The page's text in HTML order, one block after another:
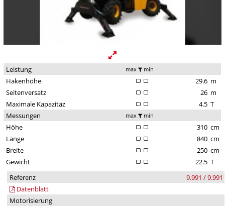
Leistung max min
Hakenhöhe 29.6 m
Seitenversatz
26 m
Maximale Kapazitäz
4.5 T
Messungen
max min
Höhe 310 cm
Länge
840 cm
Breite
250 cm
Gewicht
22.5 T
Referenz
9.991 / 9.991
Datenblatt
Motorisierung